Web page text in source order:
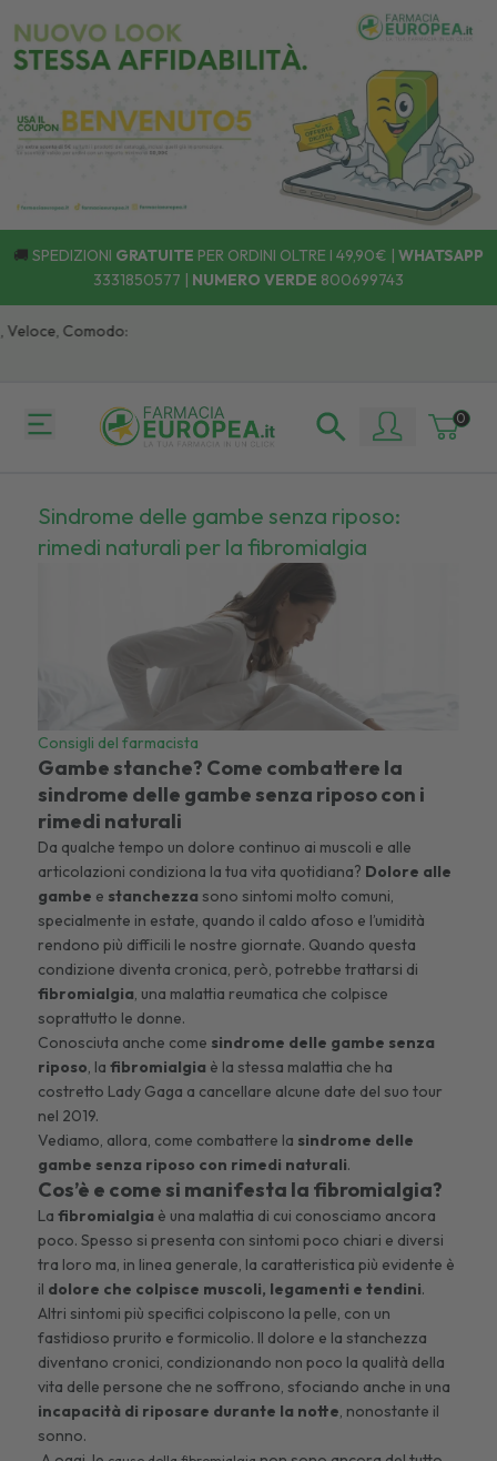
🚚 SPEDIZIONI GRATUITE PER ORDINI OLTRE I 49,90€ | WHATSAPP
3331850577 | NUMERO VERDE 800699743
Comodo:
0
Sindrome delle gambe senza riposo:
rimedi naturali per la fibromialgia
Consigli del farmacista
Gambe stanche? Come combattere la
sindrome delle gambe senza riposo con i
rimedi naturali
Da qualche tempo un dolore continuo ai muscoli e alle
articolazioni condiziona la tua vita quotidiana? Dolore alle
gambe e stanchezza sono sintomi molto comuni,
specialmente in estate, quando il caldo afoso e l’umidità
rendono più difficili le nostre giornate. Quando questa
condizione diventa cronica, però, potrebbe trattarsi di
fibromialgia, una malattia reumatica che colpisce
soprattutto le donne.
Conosciuta anche come sindrome delle gambe senza
riposo, lafibromialgia è la stessa malattia che ha
costretto Lady Gaga a cancellare alcune date del suo tour
nel 2019.
Vediamo, allora, come combattere la sindrome delle
gambe senza riposo con rimedi naturali.
Cos’è e come si manifesta la fibromialgia?
Lafibromialgia è una malattia di cui conosciamo ancora
poco. Spesso si presenta con sintomi poco chiari e diversi
tra loro ma, in linea generale, la caratteristica più evidente è
il dolore che colpisce muscoli, legamenti e tendini.
Altri sintomi più specifici colpiscono la pelle, con un
fastidioso prurito e formicolio. Il dolore e la stanchezza
diventano cronici, condizionando non poco la qualità della
vita delle persone che ne soffrono, sfociando anche in una
incapacità di riposare durante la notte, nonostante il
sonno.